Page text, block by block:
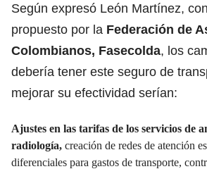
Según expresó León Martínez,
propuesto por la Federación de
Colombianos, Fasecolda, los
debería tener este seguro de
mejorar su efectividad serían:
Ajustes en las tarifas de los servicios de
radiología, creación de redes de atención
diferenciales para gastos de transporte,